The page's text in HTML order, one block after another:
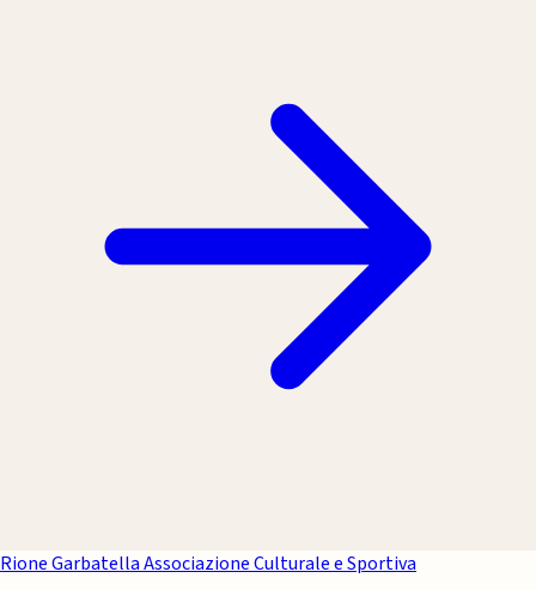
Rione GarbatellaAssociazione Culturale e Sportiva